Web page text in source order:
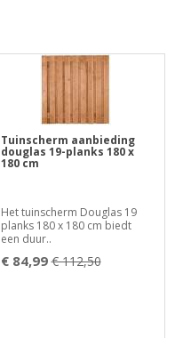
Tuinscherm aanbieding
douglas 19-planks 180 x
180 cm
Het tuinscherm Douglas 19
planks 180 x 180 cm biedt
een duur..
€ 84,99 € 112,50